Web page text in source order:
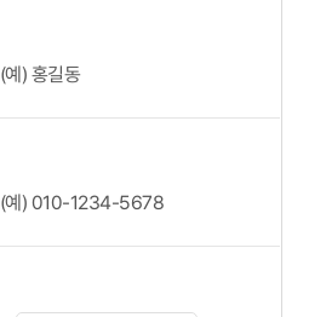
(예) 홍길동
(예) 010-1234-5678